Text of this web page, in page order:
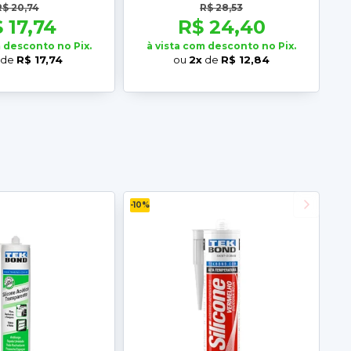
20,74
17,74
desconto no Pix.
R$ 17,74
R$ 28,53
R$ 24,40
à vista com desconto no Pix.
ou2x de R$ 12,84
-10%